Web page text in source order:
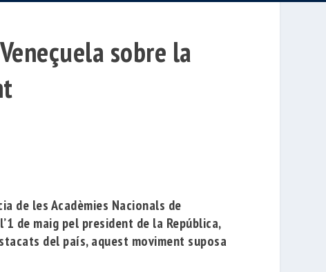
sobre la
de les Acadèmies Nacionals de
de maig pel president de la República,
del país, aquest moviment suposa